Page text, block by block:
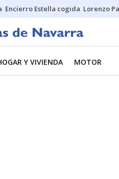
Encierro Estella cogida Lorenzo
Y VIVIENDA MOTOR